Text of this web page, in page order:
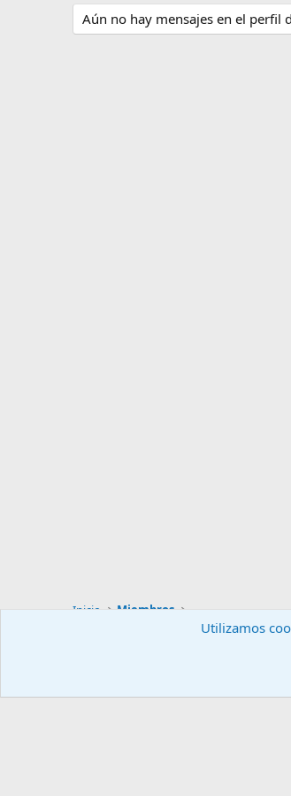
Aún no hay mensajes en el perfil
Inicio Miembros
Utilizamos